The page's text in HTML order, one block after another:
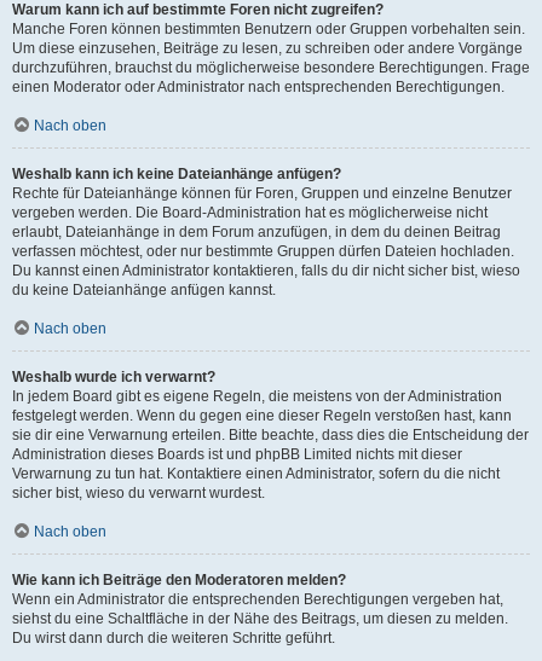
Warum kann ich auf bestimmte Foren nicht zugreifen?
Manche Foren können bestimmten Benutzern oder Gruppen vorbehalten sein.
Um diese einzusehen, Beiträge zu lesen, zu schreiben oder andere Vorgänge
durchzuführen, brauchst du möglicherweise besondere Berechtigungen. Frage
einen Moderator oder Administrator nach entsprechenden Berechtigungen.
Nach oben
Weshalb kann ich keine Dateianhänge anfügen?
Rechte für Dateianhänge können für Foren, Gruppen und einzelne Benutzer
vergeben werden. Die Board-Administration hat es möglicherweise nicht
erlaubt, Dateianhänge in dem Forum anzufügen, in dem du deinen Beitrag
verfassen möchtest, oder nur bestimmte Gruppen dürfen Dateien hochladen.
Du kannst einen Administrator kontaktieren, falls du dir nicht sicher bist, wieso
du keine Dateianhänge anfügen kannst.
Nach oben
Weshalb wurde ich verwarnt?
In jedem Board gibt es eigene Regeln, die meistens von der Administration
festgelegt werden. Wenn du gegen eine dieser Regeln verstoßen hast, kann
sie dir eine Verwarnung erteilen. Bitte beachte, dass dies die Entscheidung der
Administration dieses Boards ist und phpBB Limited nichts mit dieser
Verwarnung zu tun hat. Kontaktiere einen Administrator, sofern du die nicht
sicher bist, wieso du verwarnt wurdest.
Nach oben
Wie kann ich Beiträge den Moderatoren melden?
Wenn ein Administrator die entsprechenden Berechtigungen vergeben hat,
siehst du eine Schaltfläche in der Nähe des Beitrags, um diesen zu melden.
Du wirst dann durch die weiteren Schritte geführt.